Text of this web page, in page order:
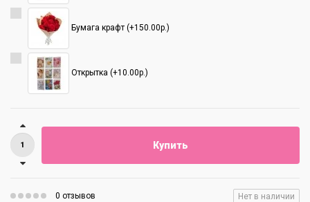
Бумага крафт (+150.00р.)
Открытка (+10.00р.)
Купить
0 отзывов Нет в наличии